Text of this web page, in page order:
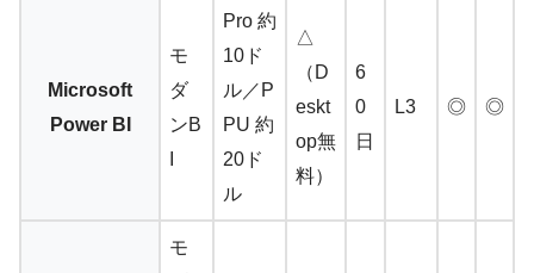
Microsoft
Power BI
モ
ダ
ンB
Pro 約
10ド
ル／P
PU 約
20ド
ル
△
（D
eskt
op無
料）
6
0
日
L3 ◎ ◎
モ